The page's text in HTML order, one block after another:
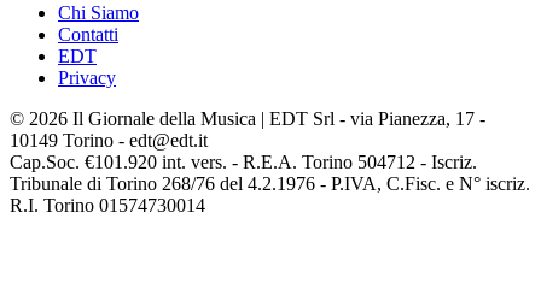
Chi Siamo
Contatti
EDT
Privacy
© 2026 Il Giornale della Musica | EDT Srl - via Pianezza, 17 -
10149 Torino - edt@edt.it
Cap.Soc. €101.920 int. vers. - R.E.A. Torino 504712 - Iscriz.
Tribunale di Torino 268/76 del 4.2.1976 - P.IVA, C.Fisc. e N° iscriz.
R.I. Torino 01574730014